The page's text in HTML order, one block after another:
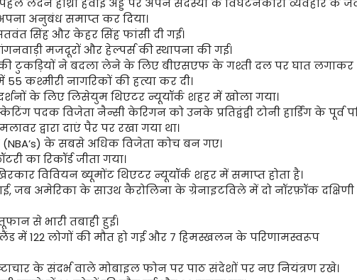
लंदन हीथ्रो हवाई अड्डे पर अपने सदस्यों के विघटनकारी व्यवहार के
अनुबंध समाप्त कर दिया।
सतवंत सिंह और केहर सिंह फांसी दी गई।
मजदूरों और हेल्पर्स की स्थापना की गई।
टुकड़ियों ने बदला लेने के लिए बीएसएफ के गश्ती दल पर घात लगाकर
कश्मीरी नागरिकों की हत्या कर दी।
के लिए लिसेयुम थिएटर न्यूयॉर्क शहर में खोला गया।
पदक विजेता नैन्सी केरिगन को उनके प्रतिद्वंद्वी टोनी हार्डिंग के पूर्व
द्वारा दाएं पैर पर रखा गया था।
के सबसे अधिक विजेता कोच बन गए।
का रिकॉर्ड जीता गया।
विवियन ब्यूमोंट थिएटर न्यूयॉर्क शहर में समाप्त होता है।
जब अमेरिका के साउथ कैरोलिना के ग्रेनाइटविले में दो नॉरफ़ॉक दक्षिणी
से भारी तबाही हुई।
में 122 लोगों की मौत हो गई और 7 हिमस्खलन के परिणामस्वरूप
के संदर्भ वाले मोबाइल फोन पर पाठ संदेशों पर नए नियंत्रण रखे।